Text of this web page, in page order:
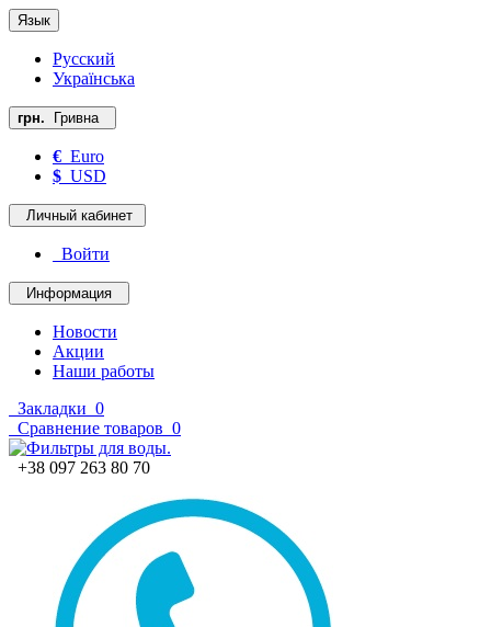
Язык
Русский
Українська
грн. Гривна
€ Euro
$ USD
Личный кабинет
Войти
Информация
Новости
Акции
Наши работы
Закладки 0
Сравнение товаров 0
+38 097 263 80 70